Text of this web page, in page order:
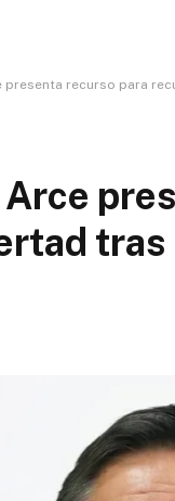
presenta recurso para
tras